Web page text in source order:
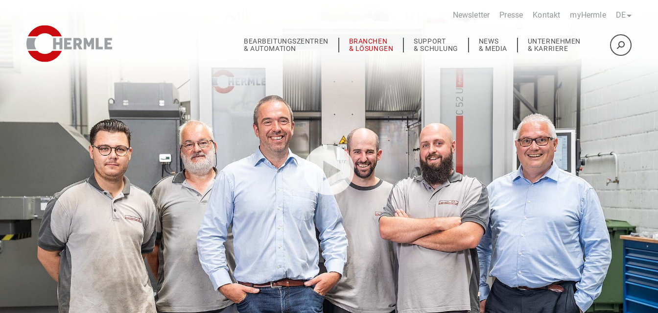
Newsletter Presse Kontakt myHermle DE
BEARBEITUNGSZENTREN
& AUTOMATION
BRANCHEN
& LÖSUNGEN
SUPPORT
& SCHULUNG
NEWS
& MEDIA
UNTERNEHMEN
& KARRIERE
Das HERMLE Magazin
Das Unternehmen
Organigramm
Investor Relations
Karriere